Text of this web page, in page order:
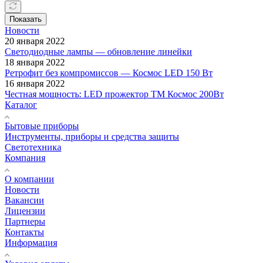
Показать
Новости
20 января 2022
Светодиодные лампы — обновление линейки
18 января 2022
Ретрофит без компромиссов — Космос LED 150 Вт
16 января 2022
Честная мощность: LED прожектор ТМ Космос 200Вт
Каталог
Бытовые приборы
Инструменты, приборы и средства защиты
Светотехника
Компания
О компании
Новости
Вакансии
Лицензии
Партнеры
Контакты
Информация